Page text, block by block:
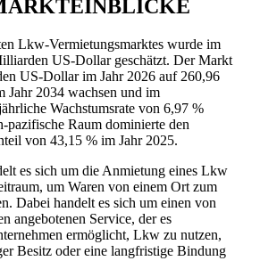
Lkw-Vermietungsmarktes wurde im
US-Dollar geschätzt. Der Markt
US-Dollar im Jahr 2026 auf 260,96
2034 wachsen und im
Wachstumsrate von 6,97 %
pazifische Raum dominierte den
von 43,15 % im Jahr 2025.
es sich um die Anmietung eines Lkw
um Waren von einem Ort zum
Dabei handelt es sich um einen von
angebotenen Service, der es
ermöglicht, Lkw zu nutzen,
Besitz oder eine langfristige Bindung